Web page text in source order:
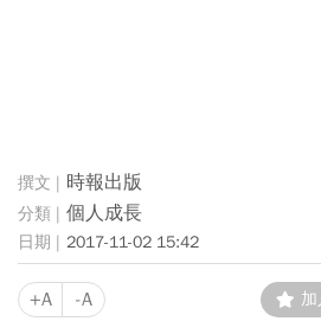
時報出版
個人成長
2017-11-02 15:42
+A -A